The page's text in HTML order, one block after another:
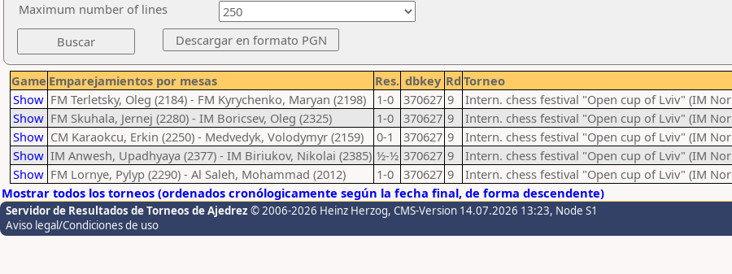
Maximum number of lines
Game Emparejamientos por mesas Res. dbkey Rd Torneo
Show FM Terletsky, Oleg (2184) - FM Kyrychenko, Maryan (2198) 1-0 370627 9 Intern. chess festival "Open cup of Lviv" (IM
Show FM Skuhala, Jernej (2280) - IM Boricsev, Oleg (2325) 1-0 370627 9 Intern. chess festival "Open cup of Lviv" (IM
Show CM Karaokcu, Erkin (2250) - Medvedyk, Volodymyr (2159) 0-1 370627 9 Intern. chess festival "Open cup of Lviv" (IM
Show IM Anwesh, Upadhyaya (2377) - IM Biriukov, Nikolai (2385) ½-½ 370627 9 Intern. chess festival "Open cup of Lviv" (IM
Show FM Lornye, Pylyp (2290) - Al Saleh, Mohammad (2012) 1-0 370627 9 Intern. chess festival "Open cup of Lviv" (IM
Mostrar todos los torneos (ordenados cronólogicamente según la fecha final, de forma descendente)
Servidor de Resultados de Torneos de Ajedrez © 2006-2026 Heinz Herzog, CMS-Version 14.07.2026 13:23, Node S1
Aviso legal/Condiciones de uso